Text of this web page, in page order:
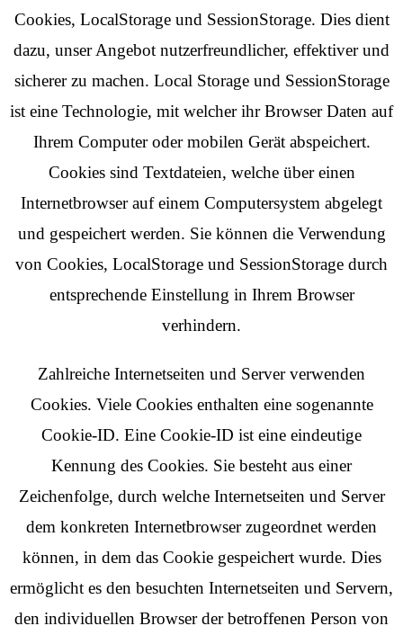
Cookies, LocalStorage und SessionStorage. Dies dient
dazu, unser Angebot nutzerfreundlicher, effektiver und
sicherer zu machen. Local Storage und SessionStorage
ist eine Technologie, mit welcher ihr Browser Daten auf
Ihrem Computer oder mobilen Gerät abspeichert.
Cookies sind Textdateien, welche über einen
Internetbrowser auf einem Computersystem abgelegt
und gespeichert werden. Sie können die Verwendung
von Cookies, LocalStorage und SessionStorage durch
entsprechende Einstellung in Ihrem Browser
verhindern.
Zahlreiche Internetseiten und Server verwenden
Cookies. Viele Cookies enthalten eine sogenannte
Cookie-ID. Eine Cookie-ID ist eine eindeutige
Kennung des Cookies. Sie besteht aus einer
Zeichenfolge, durch welche Internetseiten und Server
dem konkreten Internetbrowser zugeordnet werden
können, in dem das Cookie gespeichert wurde. Dies
ermöglicht es den besuchten Internetseiten und Servern,
den individuellen Browser der betroffenen Person von